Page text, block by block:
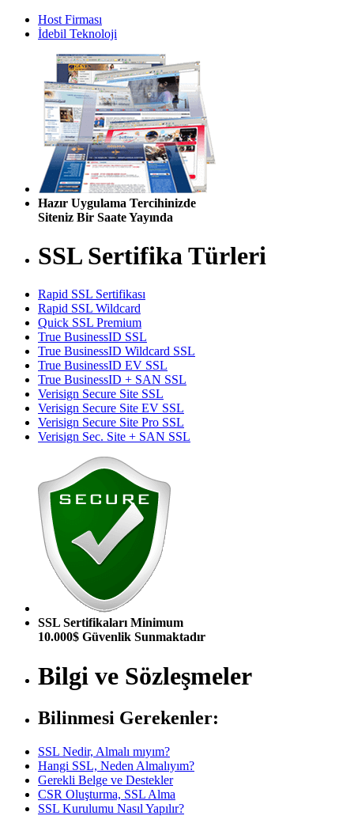
Host Firması
İdebil Teknoloji
Hazır Uygulama Tercihinizde
Siteniz Bir Saate Yayında
SSL Sertifika Türleri
Rapid SSL Sertifikası
Rapid SSL Wildcard
Quick SSL Premium
True BusinessID SSL
True BusinessID Wildcard SSL
True BusinessID EV SSL
True BusinessID + SAN SSL
Verisign Secure Site SSL
Verisign Secure Site EV SSL
Verisign Secure Site Pro SSL
Verisign Sec. Site + SAN SSL
SSL Sertifikaları Minimum
10.000$ Güvenlik Sunmaktadır
Bilgi ve Sözleşmeler
Bilinmesi Gerekenler:
SSL Nedir, Almalı mıyım?
Hangi SSL, Neden Almalıyım?
Gerekli Belge ve Destekler
CSR Oluşturma, SSL Alma
SSL Kurulumu Nasıl Yapılır?